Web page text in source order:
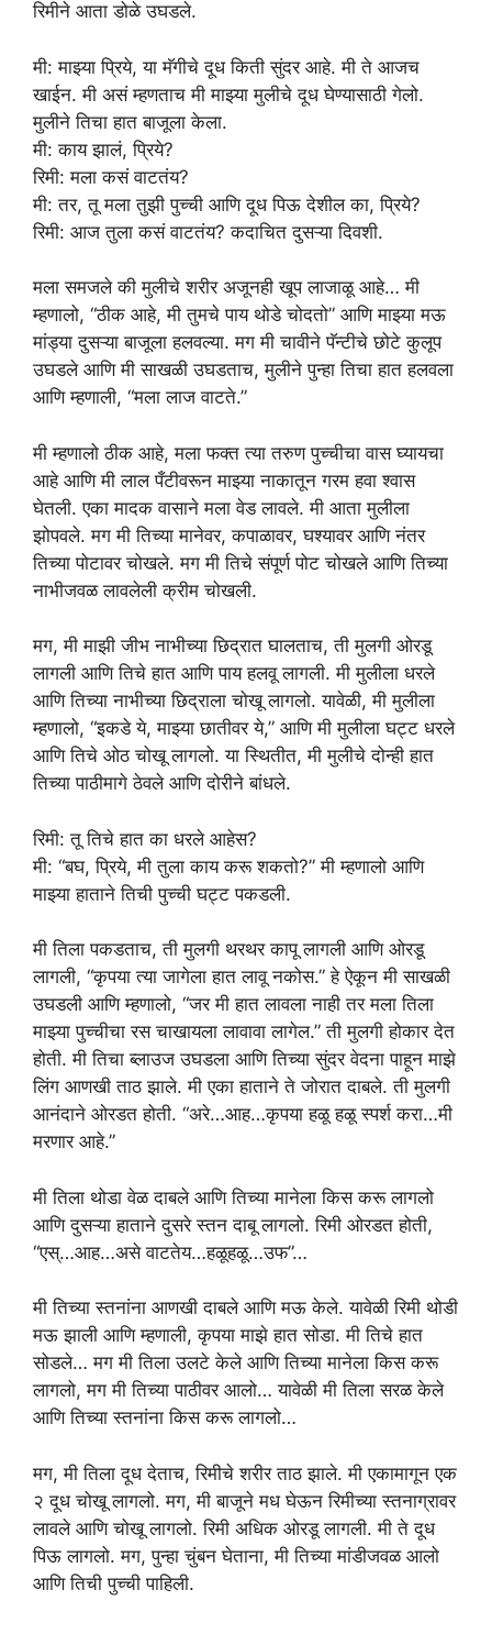
रिमीने आता डोळे उघडले.
मी: माझ्या प्रिये, या मॅगीचे दूध किती सुंदर आहे. मी ते आजच
खाईन. मी असं म्हणताच मी माझ्या मुलीचे दूध घेण्यासाठी गेलो.
मुलीने तिचा हात बाजूला केला.
मी: काय झालं, प्रिये?
रिमी: मला कसं वाटतंय?
मी: तर, तू मला तुझी पुच्ची आणि दूध पिऊ देशील का, प्रिये?
रिमी: आज तुला कसं वाटतंय? कदाचित दुसऱ्या दिवशी.
मला समजले की मुलीचे शरीर अजूनही खूप लाजाळू आहे… मी
म्हणालो, “ठीक आहे, मी तुमचे पाय थोडे चोदतो” आणि माझ्या मऊ
मांड्या दुसऱ्या बाजूला हलवल्या. मग मी चावीने पॅन्टीचे छोटे कुलूप
उघडले आणि मी साखळी उघडताच, मुलीने पुन्हा तिचा हात हलवला
आणि म्हणाली, “मला लाज वाटते.”
मी म्हणालो ठीक आहे, मला फक्त त्या तरुण पुच्चीचा वास घ्यायचा
आहे आणि मी लाल पँटीवरून माझ्या नाकातून गरम हवा श्वास
घेतली. एका मादक वासाने मला वेड लावले. मी आता मुलीला
झोपवले. मग मी तिच्या मानेवर, कपाळावर, घश्यावर आणि नंतर
तिच्या पोटावर चोखले. मग मी तिचे संपूर्ण पोट चोखले आणि तिच्या
नाभीजवळ लावलेली क्रीम चोखली.
मग, मी माझी जीभ नाभीच्या छिद्रात घालताच, ती मुलगी ओरडू
लागली आणि तिचे हात आणि पाय हलवू लागली. मी मुलीला धरले
आणि तिच्या नाभीच्या छिद्राला चोखू लागलो. यावेळी, मी मुलीला
म्हणालो, “इकडे ये, माझ्या छातीवर ये,” आणि मी मुलीला घट्ट धरले
आणि तिचे ओठ चोखू लागलो. या स्थितीत, मी मुलीचे दोन्ही हात
तिच्या पाठीमागे ठेवले आणि दोरीने बांधले.
रिमी: तू तिचे हात का धरले आहेस?
मी: “बघ, प्रिये, मी तुला काय करू शकतो?” मी म्हणालो आणि
माझ्या हाताने तिची पुच्ची घट्ट पकडली.
मी तिला पकडताच, ती मुलगी थरथर कापू लागली आणि ओरडू
लागली, “कृपया त्या जागेला हात लावू नकोस.” हे ऐकून मी साखळी
उघडली आणि म्हणालो, “जर मी हात लावला नाही तर मला तिला
माझ्या पुच्चीचा रस चाखायला लावावा लागेल.” ती मुलगी होकार देत
होती. मी तिचा ब्लाउज उघडला आणि तिच्या सुंदर वेदना पाहून माझे
लिंग आणखी ताठ झाले. मी एका हाताने ते जोरात दाबले. ती मुलगी
आनंदाने ओरडत होती. “अरे…आह…कृपया हळू हळू स्पर्श करा…मी
मरणार आहे.”
मी तिला थोडा वेळ दाबले आणि तिच्या मानेला किस करू लागलो
आणि दुसऱ्या हाताने दुसरे स्तन दाबू लागलो. रिमी ओरडत होती,
“एस्…आह…असे वाटतेय…हळूहळू…उफ”…
मी तिच्या स्तनांना आणखी दाबले आणि मऊ केले. यावेळी रिमी थोडी
मऊ झाली आणि म्हणाली, कृपया माझे हात सोडा. मी तिचे हात
सोडले… मग मी तिला उलटे केले आणि तिच्या मानेला किस करू
लागलो, मग मी तिच्या पाठीवर आलो… यावेळी मी तिला सरळ केले
आणि तिच्या स्तनांना किस करू लागलो…
मग, मी तिला दूध देताच, रिमीचे शरीर ताठ झाले. मी एकामागून एक
२ दूध चोखू लागलो. मग, मी बाजूने मध घेऊन रिमीच्या स्तनाग्रावर
लावले आणि चोखू लागलो. रिमी अधिक ओरडू लागली. मी ते दूध
पिऊ लागलो. मग, पुन्हा चुंबन घेताना, मी तिच्या मांडीजवळ आलो
आणि तिची पुच्ची पाहिली.